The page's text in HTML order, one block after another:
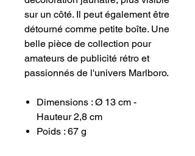
sur un côté. Il peut également être
détourné comme petite boîte. Une
belle pièce de collection pour
amateurs de publicité rétro et
passionnés de l'univers Marlboro.
Dimensions : Ø 13 cm -
Hauteur 2,8 cm
Poids : 67 g